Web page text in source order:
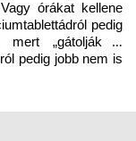
órákat kellene
pedig
mert „gátolják a
pedig jobb nem is